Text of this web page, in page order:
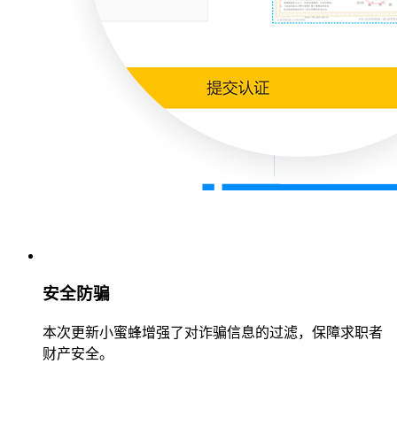
安全防骗
本次更新小蜜蜂增强了对诈骗信息的过滤，保障求职者
财产安全。